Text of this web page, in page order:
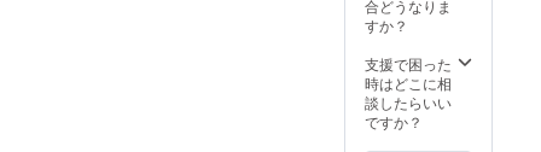
合どうなりま
すか？
支援で困った
時はどこに相
談したらいい
ですか？